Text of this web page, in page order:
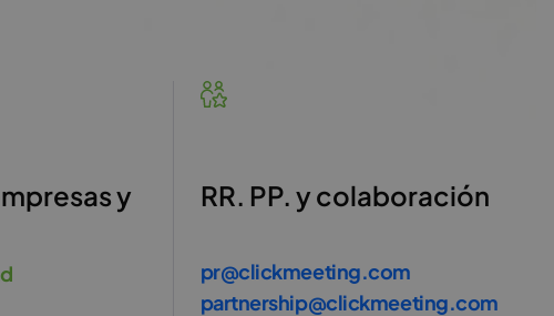
y
RR. PP. y colaboración
pr@clickmeeting.com
partnership@clickmeeting.com